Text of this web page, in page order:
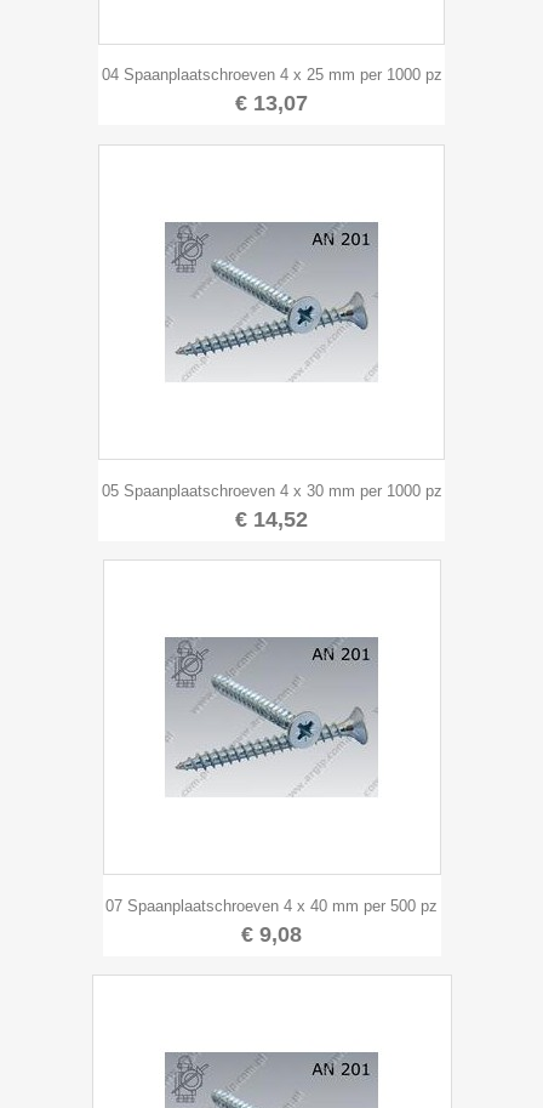
04 Spaanplaatschroeven 4 x 25 mm per 1000 pz
€ 13,07
05 Spaanplaatschroeven 4 x 30 mm per 1000 pz
€ 14,52
07 Spaanplaatschroeven 4 x 40 mm per 500 pz
€ 9,08